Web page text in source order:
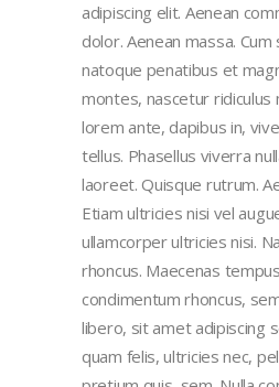
adipiscing elit. Aenean
dolor. Aenean massa.
natoque penatibus et
montes, nascetur ridiculus
lorem ante, dapibus in,
tellus. Phasellus viverra
laoreet. Quisque rutrum.
Etiam ultricies nisi vel
ullamcorper ultricies nisi.
rhoncus. Maecenas
condimentum rhoncus,
libero, sit amet adipiscing
quam felis, ultricies nec,